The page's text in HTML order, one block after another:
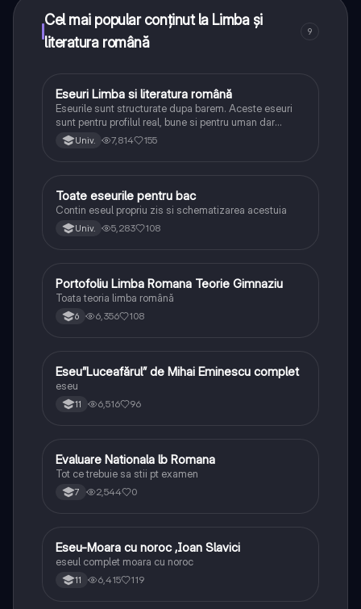
Cel mai popular conținut la Limba și
literatura română
9
Limba și literatura română
Eseuri Limba si literatura română
Eseurile sunt structurate dupa barem. Aceste eseuri
sunt pentru profilul real, bune si pentru uman dar
lipsesc relatiile dintre personaje si caracrerizarile.
Univ. 7,814 155
Limba și literatura română
Toate eseurile pentru bac
Contin eseul propriu zis si schematizarea acestuia
Univ. 5,283 108
Limba și literatura română
Portofoliu Limba Romana Teorie Gimnaziu
Toata teoria limba română
6 6,356 108
Limba și literatura română
Eseu”Luceafărul” de Mihai Eminescu complet
eseu
11 6,516 96
Limba și literatura română
Evaluare Nationala lb Romana
Tot ce trebuie sa stii pt examen
7 2,544 0
Limba și literatura română
Eseu-Moara cu noroc ,Ioan Slavici
eseul complet moara cu noroc
11 6,415 119